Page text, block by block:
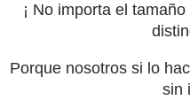
¡ Noimporta el tamaño
Porque nosotros si lo
sin